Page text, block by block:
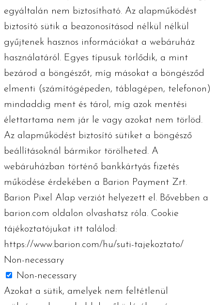
egyáltalán nem biztosítható. Az alapműködést
biztosító sütik a beazonosításod nélkül nélkül
gyűjtenek hasznos információkat a webáruház
használatáról. Egyes típusuk törlődik, a mint
bezárod a böngészőt, míg másokat a böngésződ
elmenti (számítógépeden, táblagépen, telefonon)
mindaddig ment és tárol, míg azok mentési
élettartama nem jár le vagy azokat nem törlöd.
Az alapműködést biztosító sütiket a böngésző
beállításoknál bármikor törölheted. A
webáruházban történő bankkártyás fizetés
működése érdekében a Barion Payment Zrt.
Barion Pixel Alap verziót helyezett el. Bővebben a
barion.com oldalon olvashatsz róla. Cookie
tájékoztatójukat itt találod:
https://www.barion.com/hu/suti-tajekoztato/
Non-necessary
Non-necessary
Azokat a sütik, amelyek nem feltétlenül